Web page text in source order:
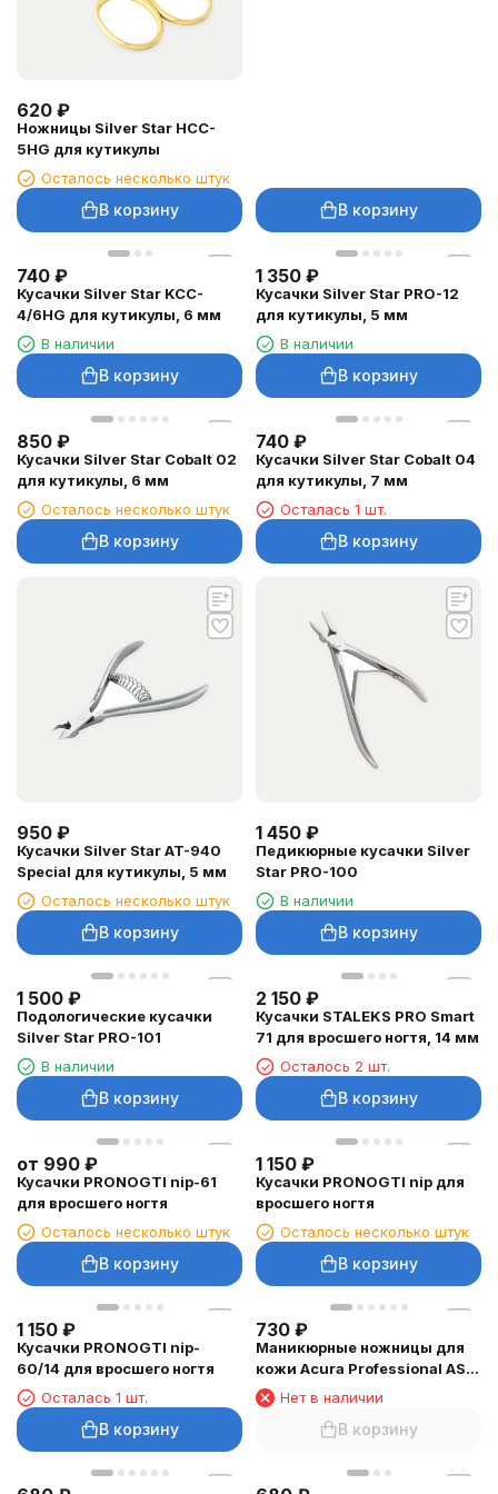
620 ₽
Ножницы Silver Star HCC-
5HG для кутикулы
Осталось несколько штук
В корзину В корзину
740 ₽
Кусачки Silver Star KCC-
4/6HG для кутикулы, 6 мм
В наличии
В корзину
1 350 ₽
Кусачки Silver Star PRO-12
для кутикулы, 5 мм
В наличии
В корзину
850 ₽
Кусачки Silver Star Cobalt 02
для кутикулы, 6 мм
Осталось несколько штук
В корзину
740 ₽
Кусачки Silver Star Cobalt 04
для кутикулы, 7 мм
Осталась 1 шт.
В корзину
950 ₽
Кусачки Silver Star AT-940
Special для кутикулы, 5 мм
Осталось несколько штук
В корзину
1 450 ₽
Педикюрные кусачки Silver
Star PRO-100
В наличии
В корзину
1 500 ₽
Подологические кусачки
Silver Star PRO-101
В наличии
В корзину
2 150 ₽
Кусачки STALEKS PRO Smart
71 для вросшего ногтя, 14 мм
Осталось 2 шт.
В корзину
от 990 ₽
Кусачки PRONOGTI nip-61
для вросшего ногтя
Осталось несколько штук
В корзину
1 150 ₽
Кусачки PRONOGTI nip для
вросшего ногтя
Осталось несколько штук
В корзину
1 150 ₽
Кусачки PRONOGTI nip-
60/14 для вросшего ногтя
Осталась 1 шт.
В корзину
730 ₽
Маникюрные ножницы для
кожи Acura Professional AS-
02 Нет в наличии
В корзину